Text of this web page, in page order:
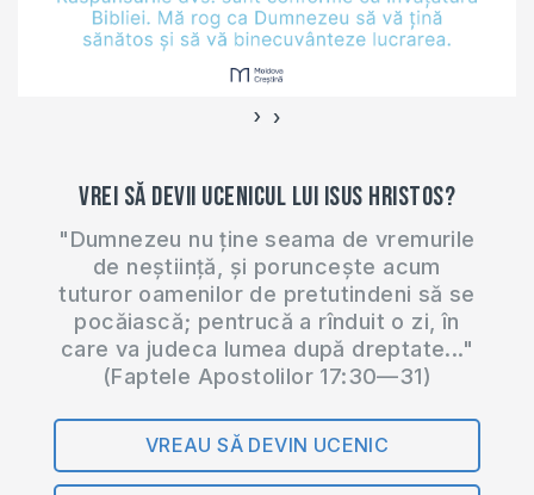
o afacere…
‹ ›
Vrei să devii ucenicul lui Isus Hristos?
"Dumnezeu nu ține seama de vremurile
de neștiință, și poruncește acum
tuturor oamenilor de pretutindeni să se
pocăiască; pentrucă a rînduit o zi, în
care va judeca lumea după dreptate..."
(Faptele Apostolilor 17:30—31)
VREAU SĂ DEVIN UCENIC